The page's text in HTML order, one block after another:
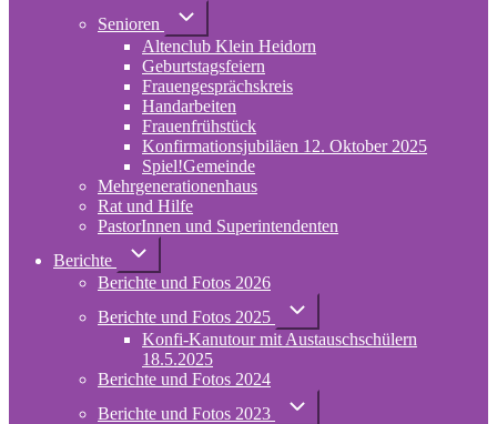
tab)
Senioren
Unternavigation
Senioren
Altenclub Klein Heidorn
Geburtstagsfeiern
Frauengesprächskreis
Handarbeiten
Frauenfrühstück
Konfirmationsjubiläen 12. Oktober 2025
Spiel!Gemeinde
Mehrgenerationenhaus
new
Rat und Hilfe
PastorInnen und Superintendenten
Berichte
Unternavigation
Berichte
Berichte und Fotos 2026
Berichte und Fotos 2025
Unternavigation
Berichte
Konfi-Kanutour mit Austauschschülern
18.5.2025
Berichte und Fotos 2024
Berichte und Fotos 2023
Unternavigation